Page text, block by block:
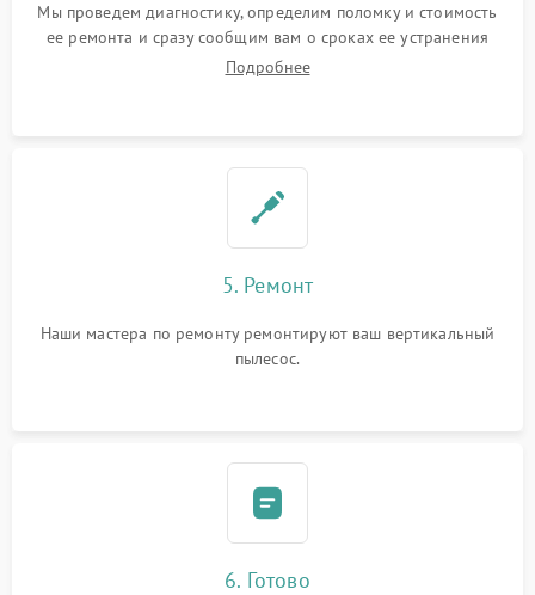
Мы проведем диагностику, определим поломку и стоимость
ее ремонта и сразу сообщим вам о сроках ее устранения
Подробнее
5. Ремонт
Наши мастера по ремонту ремонтируют ваш вертикальный
пылесос.
6. Готово